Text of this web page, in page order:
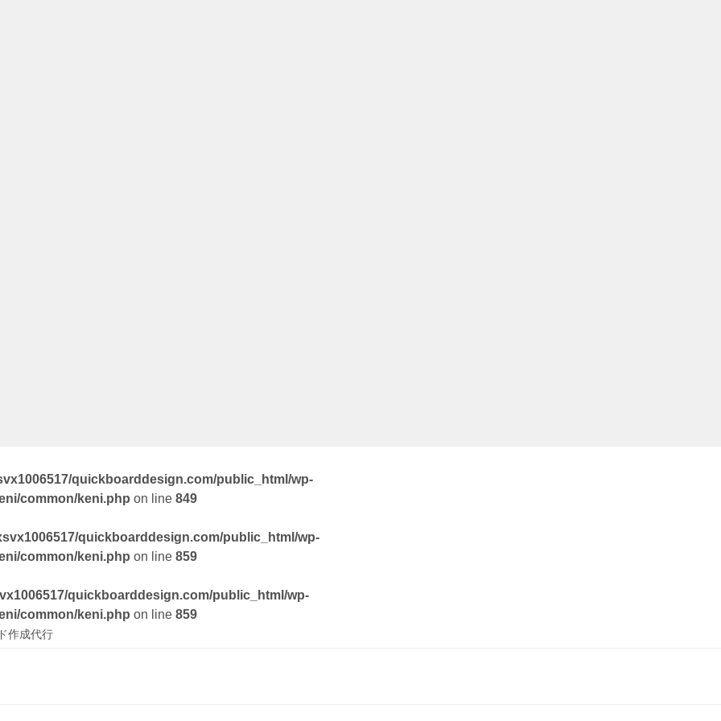
quickboarddesign.com/public_html/wp-
common/keni.php on line 849
quickboarddesign.com/public_html/wp-
common/keni.php on line 859
quickboarddesign.com/public_html/wp-
common/keni.php on line 859
作成代行